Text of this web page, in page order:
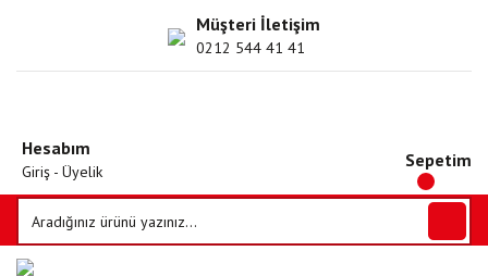
Müşteri İletişim
0212 544 41 41
Hesabım
Giriş - Üyelik
Sepetim